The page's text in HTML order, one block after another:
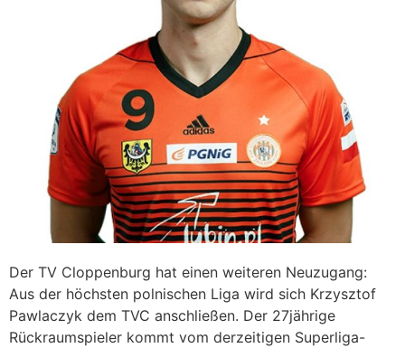
Der TV Cloppenburg hat einen weiteren Neuzugang:
Aus der höchsten polnischen Liga wird sich Krzysztof
Pawlaczyk dem TVC anschließen. Der 27jährige
Rückraumspieler kommt vom derzeitigen Superliga-